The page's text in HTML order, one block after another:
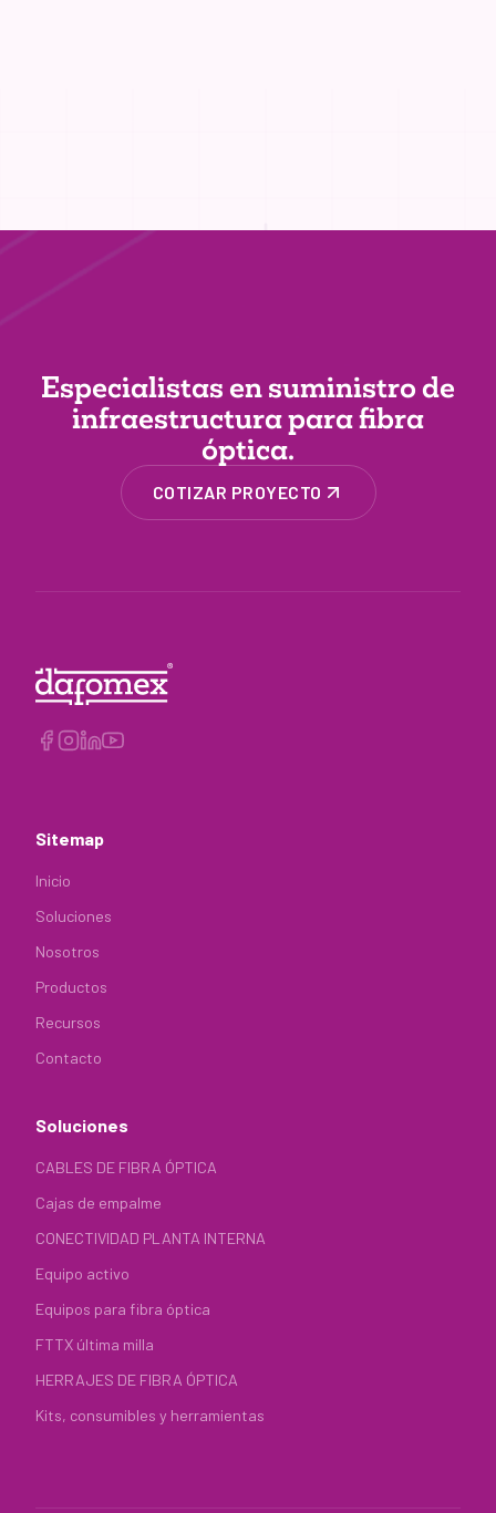
Especialistas en suministro de
infraestructurapara fibra
óptica.
COTIZAR PROYECTO
Sitemap
Inicio
Soluciones
Nosotros
Productos
Recursos
Contacto
Soluciones
CABLES DE FIBRA ÓPTICA
Cajas de empalme
CONECTIVIDAD PLANTA INTERNA
Equipo activo
Equipos para fibra óptica
FTTX última milla
HERRAJES DE FIBRA ÓPTICA
Kits, consumibles y herramientas